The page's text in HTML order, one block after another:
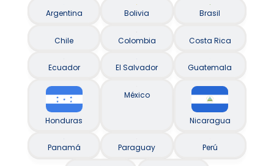
Argentina Bolivia Brasil
Chile Colombia Costa Rica
Ecuador El Salvador Guatemala
Honduras
México
Nicaragua
Panamá Paraguay Perú